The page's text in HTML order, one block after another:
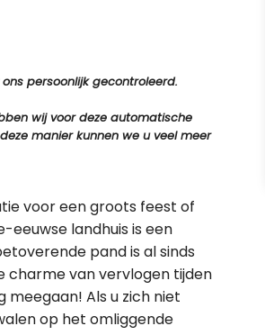
persoonlijk gecontroleerd.
wij voor deze automatische
manier kunnen we u veel meer
voor een groots feest of
landhuis is een
pand is al sinds
charme van vervlogen tijden
Als u zich niet
op het omliggende